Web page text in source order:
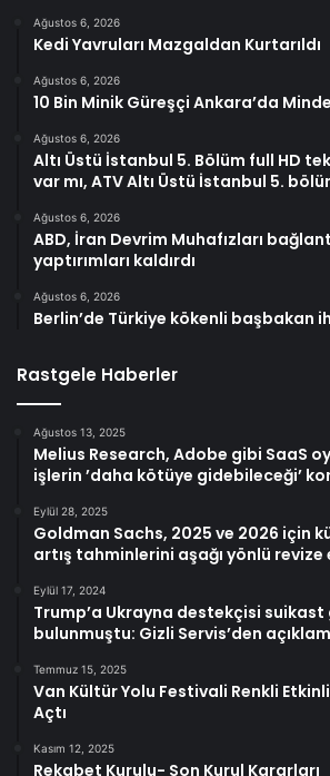
Ağustos 6, 2026
Kedi Yavruları Mazgaldan Kurtarıldı
Ağustos 6, 2026
10 Bin Minik Güreşçi Ankara’da
Ağustos 6, 2026
Altı Üstü İstanbul 5. Bölüm full HD
var mı, ATV Altı Üstü İstanbul 5.
Ağustos 6, 2026
ABD, İran Devrim Muhafızları
yaptırımları kaldırdı
Ağustos 6, 2026
Berlin’de Türkiye kökenli başbakan
Rastgele Haberler
Ağustos 13, 2025
Melius Research, Adobe gibi SaaS
işlerin ’daha kötüye gidebileceği’
Eylül 28, 2025
Goldman Sachs, 2025 ve 2026 için
artış tahminlerini aşağı yönlü
Eylül 17, 2024
Trump’a Ukrayna destekçisi
bulunmuştu: Gizli Servis’den
Temmuz 15, 2025
Van Kültür Yolu Festivali Renkli
Açtı
Kasım 12, 2025
Rekabet Kurulu- Son Kurul Kararları